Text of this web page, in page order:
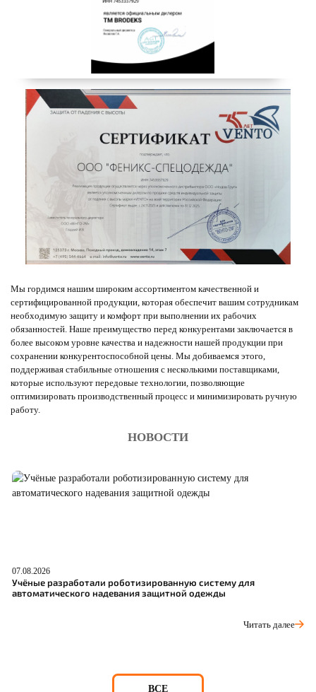
Мы гордимся нашим широким ассортиментом качественной и
сертифицированной продукции, которая обеспечит вашим сотрудникам
необходимую защиту и комфорт при выполнении их рабочих
обязанностей. Наше преимущество перед конкурентами заключается в
более высоком уровне качества и надежности нашей продукции при
сохранении конкурентоспособной цены. Мы добиваемся этого,
поддерживая стабильные отношения с несколькими поставщиками,
которые используют передовые технологии, позволяющие
оптимизировать производственный процесс и минимизировать ручную
работу.
НОВОСТИ
07.08.2026
Учёные разработали роботизированную систему для
автоматического надевания защитной одежды
Читать далее
ВСЕ